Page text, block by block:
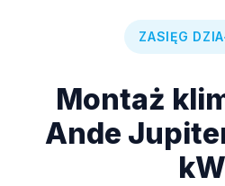
ZASIĘG
Montaż
Ande
kW